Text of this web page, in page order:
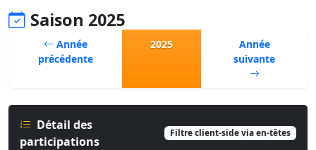
Saison 2025
Année
précédente
2025
Année
suivante
Détail des
participations
Filtre client-side via en-têtes